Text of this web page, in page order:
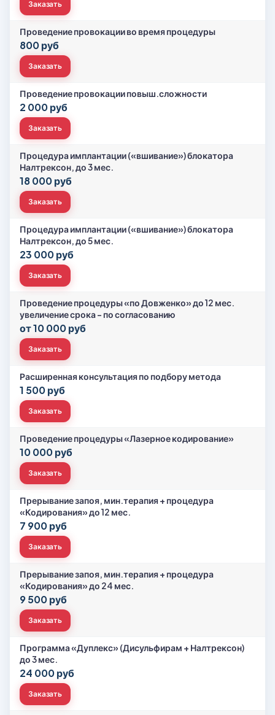
Заказать
Проведение провокации во время процедуры
800 руб
Заказать
Проведение провокации повыш.сложности
2 000 руб
Заказать
Процедура имплантации («вшивание») блокатора
Налтрексон, до 3 мес.
18 000 руб
Заказать
Процедура имплантации («вшивание») блокатора
Налтрексон, до 5 мес.
23 000 руб
Заказать
Проведение процедуры «по Довженко» до 12 мес.
увеличение срока - по согласованию
от 10 000 руб
Заказать
Расширенная консультация по подбору метода
1 500 руб
Заказать
Проведение процедуры «Лазерное кодирование»
10 000 руб
Заказать
Прерывание запоя, мин.терапия + процедура
«Кодирования» до 12 мес.
7 900 руб
Заказать
Прерывание запоя, мин.терапия + процедура
«Кодирования» до 24 мес.
9 500 руб
Заказать
Программа «Дуплекс» (Дисульфирам + Налтрексон)
до 3 мес.
24 000 руб
Заказать